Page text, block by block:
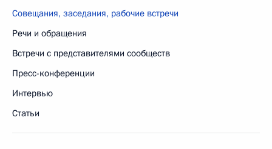
Совещания, заседания, рабочие встречи
Речи и обращения
Встречи с представителями сообществ
Пресс-конференции
Интервью
Статьи